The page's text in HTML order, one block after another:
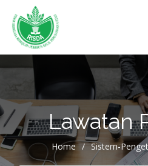
Lawatan
Home / Sistem-